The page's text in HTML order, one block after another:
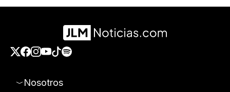
Nosotros